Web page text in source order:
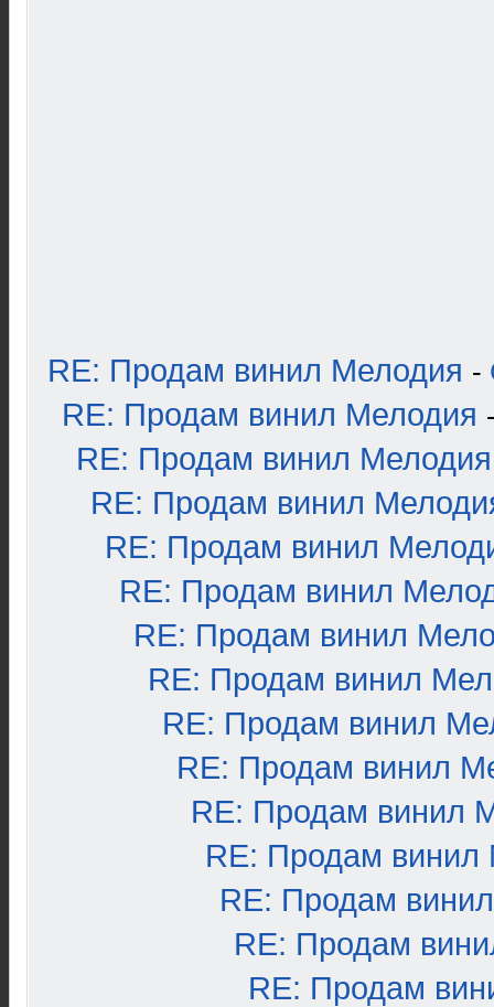
RE: Продам винил Мелодия -
RE: Продам винил Мелодия
RE: Продам винил Мелодия
RE: Продам винил
RE: Продам винил
RE: Продам винил
RE: Продам винил
RE: Продам винил
RE: Продам винил
RE: Продам винил
RE: Продам винил
RE: Продам винил
RE: Продам
RE: Продам
RE: Продам